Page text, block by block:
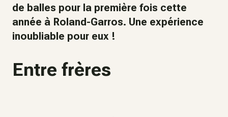
de balles pour la première fois cette
année à Roland-Garros. Une expérience
inoubliable pour eux !
Entre frères